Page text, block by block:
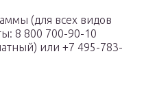
(для всех видов
8 800 700-90-10
или +7 495-783-